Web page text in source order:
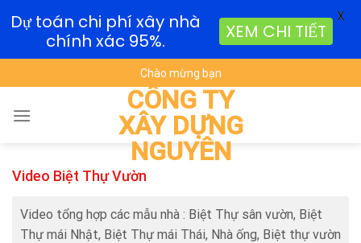
to
content
Chào mừng bạn
CÔNG TY
XÂY DỰNG
NGUYÊN
Video Biệt Thự Vườn
Video tổng hợp các mẫu nhà : Biệt Thự sân vườn, Biệt
Thự mái Nhật, Biệt Thự mái Thái, Nhà ống, Biệt thự vườn
Dự toán chi phí xây nhà
chính xác 95%.
XEM CHI TIẾT
X